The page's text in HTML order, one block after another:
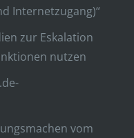
Internetzugang)“
zur Eskalation
nutzen
vom